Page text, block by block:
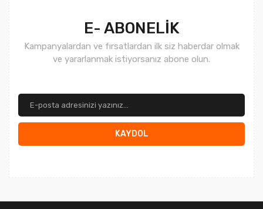
E- ABONELİK
Kampanyalardan ve fırsatlardan ilk siz haberdar olmak
ve yararlanmak istiyorsanız abone olun.
KAYDOL